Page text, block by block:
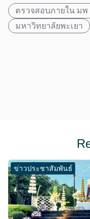
ตรวจสอบภายใน มพ
มหาวิทยาลัยพะเยา
ข่าวประชาสัมพันธ์